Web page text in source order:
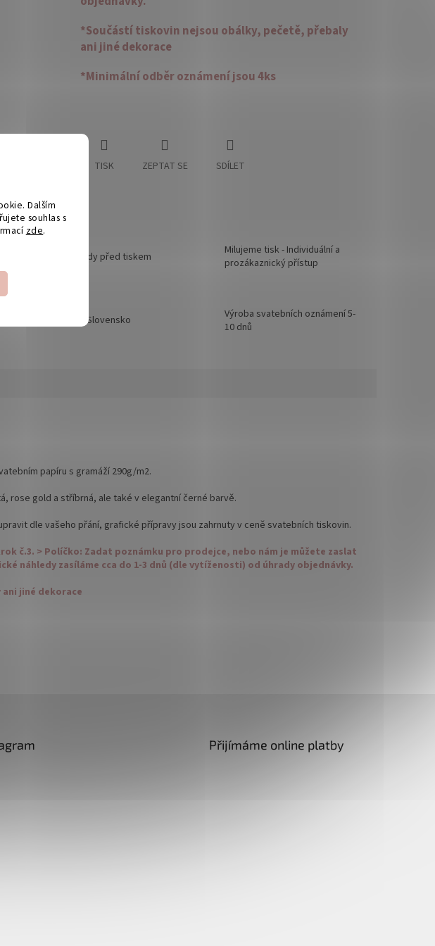
Dalším
souhlas s
zde.
*Součástí tiskovin nejsou obálky, pečetě, přebaly
ani jiné dekorace
*Minimální odběr oznámení jsou 4ks
TISK ZEPTAT SE SDÍLET
Grafické náhledy před tiskem
Milujeme tisk - Individuální a
prozákaznický přístup
Odesíláme na Slovensko
Výroba svatebních oznámení 5-
10 dnů
papíru s gramáží 290g/m2.
rose gold a stříbrná, ale také v elegantní černé barvě.
dle vašeho přání, grafické přípravy jsou zahrnuty v ceně svatebních tiskovin.
č.3. > Políčko: Zadat poznámku pro prodejce, nebo nám je můžete zaslat
náhledy zasíláme cca do 1-3 dnů (dle vytíženosti) od úhrady objednávky.
jiné dekorace
Přijímáme online platby